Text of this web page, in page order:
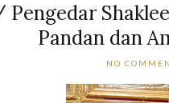
Pandan dan
NO